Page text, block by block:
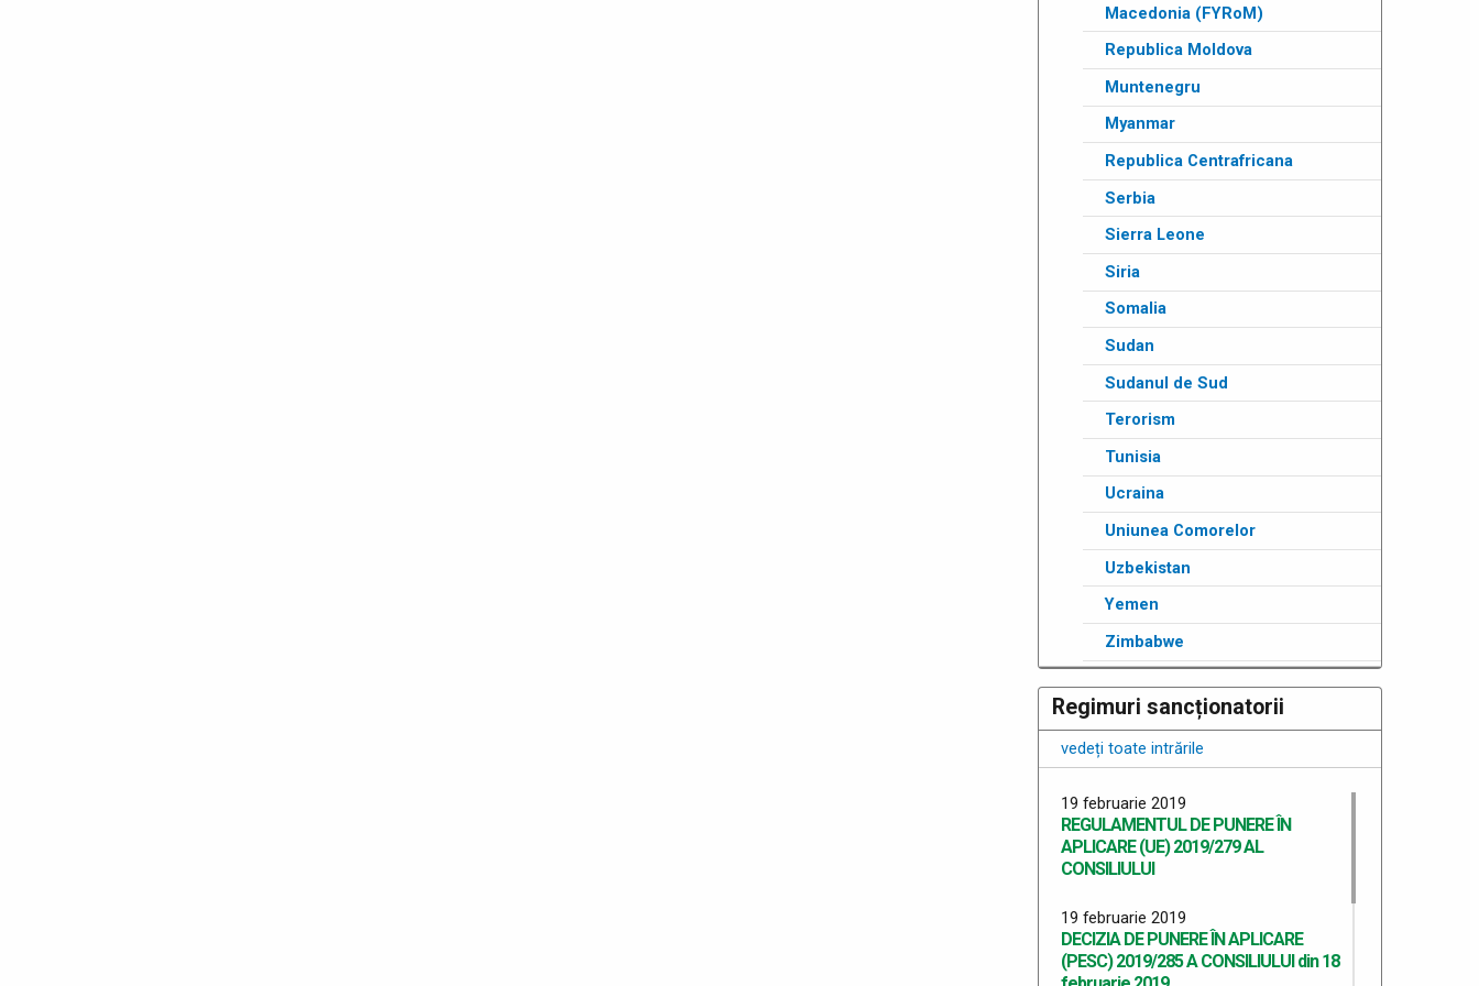
Macedonia (FYRoM)
Republica Moldova
Muntenegru
Myanmar
Republica Centrafricana
Serbia
Sierra Leone
Siria
Somalia
Sudan
Sudanul de Sud
Terorism
Tunisia
Ucraina
Uniunea Comorelor
Uzbekistan
Yemen
Zimbabwe
Regimuri sancționatorii
vedeți toate intrările
19 februarie 2019
REGULAMENTUL DE PUNERE ÎN
APLICARE (UE) 2019/279 AL
CONSILIULUI
19 februarie 2019
DECIZIA DE PUNERE ÎN APLICARE
(PESC) 2019/285 A CONSILIULUI din 18